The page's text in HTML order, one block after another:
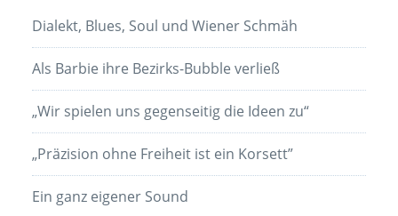
Dialekt, Blues, Soul und Wiener Schmäh
Als Barbie ihre Bezirks-Bubble verließ
„Wir spielen uns gegenseitig die Ideen zu“
„Präzision ohne Freiheit ist ein Korsett”
Ein ganz eigener Sound